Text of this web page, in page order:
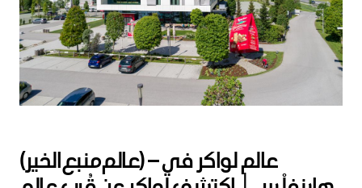
(عالم منبع الخير) – عالم لواكر في